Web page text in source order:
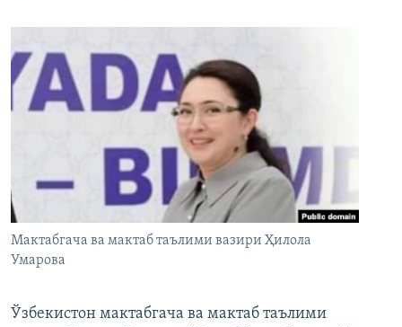
Мактабгача ва мактаб таълими вазири Ҳилола
Умарова
Ўзбекистон мактабгача ва мактаб таълими